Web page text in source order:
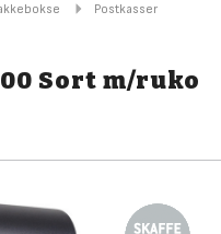
Postkasser
Sort m/ruko